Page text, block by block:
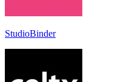
StudioBinder